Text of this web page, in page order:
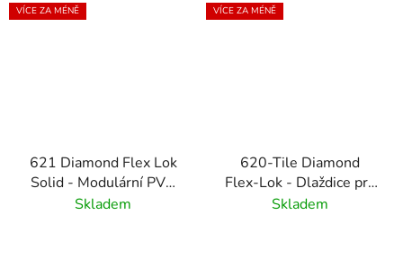
VÍCE ZA MÉNĚ
621 Diamond Flex Lok
Solid - Modulární PVC
platforma
Skladem
VÍCE ZA MÉNĚ
620-Tile Diamond
Flex-Lok - Dlaždice pro
modulární PVC
Skladem